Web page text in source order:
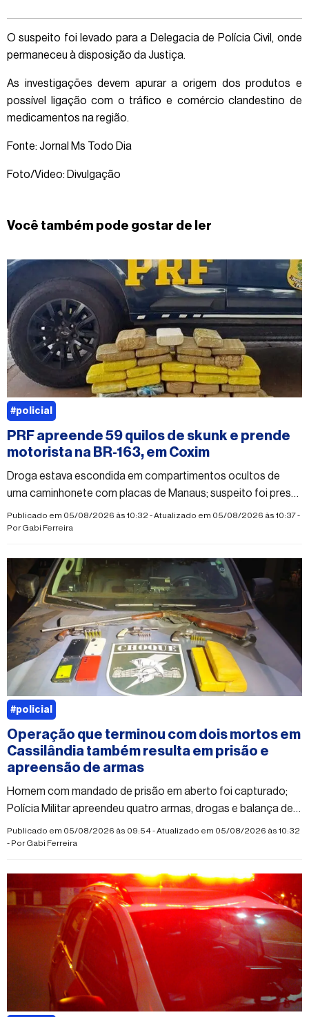
O suspeito foi levado para a Delegacia de Polícia Civil, onde
permaneceu à disposição da Justiça.
As investigações devem apurar a origem dos produtos e
possível ligação com o tráfico e comércio clandestino de
medicamentos na região.
Fonte: Jornal Ms Todo Dia
Foto/Video: Divulgação
Você também pode gostar de ler
PRF apreende 59 quilos de skunk e prende
motorista na BR-163, em Coxim
Droga estava escondida em compartimentos ocultos de
uma caminhonete com placas de Manaus; suspeito foi preso
em flagrante por tráfico
Publicado em 05/08/2026 às 10:32 - Atualizado em 05/08/2026 às 10:37 -
PorGabi Ferreira
#policial
Operação que terminou com dois mortos em
Cassilândia também resulta em prisão e
apreensão de armas
Homem com mandado de prisão em aberto foi capturado;
Polícia Militar apreendeu quatro armas, drogas e balança de
precisão
Publicado em 05/08/2026 às 09:54 - Atualizado em 05/08/2026 às 10:32
- PorGabi Ferreira
#policial